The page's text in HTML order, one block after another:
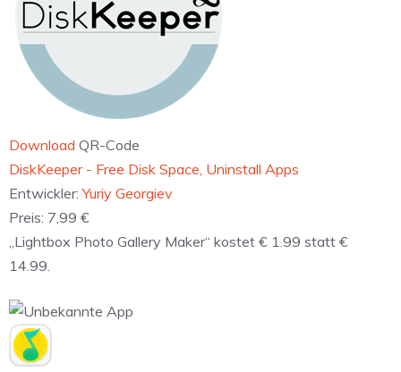
Download QR-Code
‎DiskKeeper - Free Disk Space, Uninstall Apps
Entwickler:Yuriy Georgiev
Preis: 7,99 €
„Lightbox Photo Gallery Maker“ kostet € 1.99 statt €
14.99.